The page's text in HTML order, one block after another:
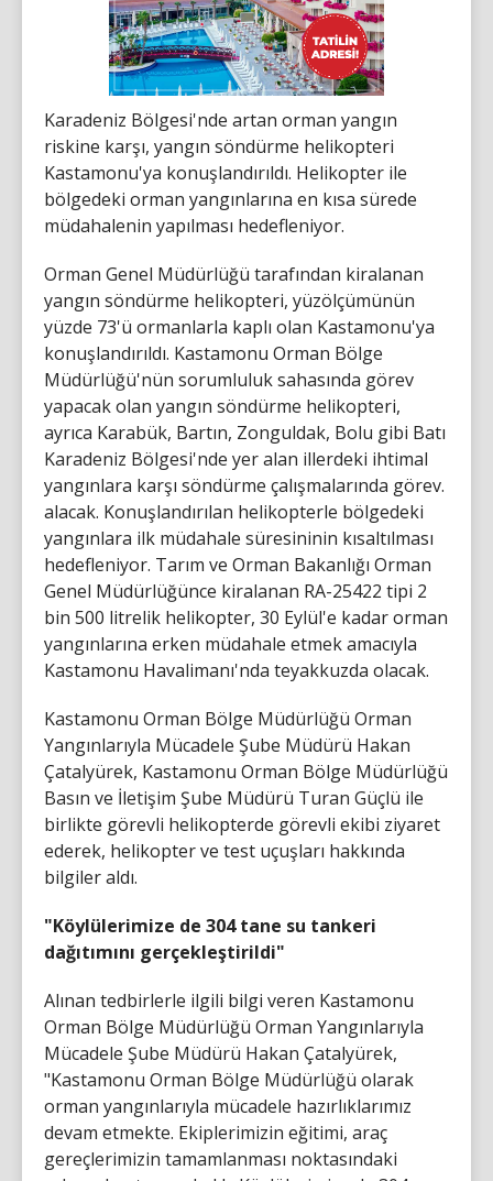
Karadeniz Bölgesi'nde artan orman yangın
riskine karşı, yangın söndürme helikopteri
Kastamonu'ya konuşlandırıldı. Helikopter ile
bölgedeki orman yangınlarına en kısa sürede
müdahalenin yapılması hedefleniyor.
Orman Genel Müdürlüğü tarafından kiralanan
yangın söndürme helikopteri, yüzölçümünün
yüzde 73'ü ormanlarla kaplı olan Kastamonu'ya
konuşlandırıldı. Kastamonu Orman Bölge
Müdürlüğü'nün sorumluluk sahasında görev
yapacak olan yangın söndürme helikopteri,
ayrıca Karabük, Bartın, Zonguldak, Bolu gibi Batı
Karadeniz Bölgesi'nde yer alan illerdeki ihtimal
yangınlara karşı söndürme çalışmalarında görev.
alacak. Konuşlandırılan helikopterle bölgedeki
yangınlara ilk müdahale süresininin kısaltılması
hedefleniyor. Tarım ve Orman Bakanlığı Orman
Genel Müdürlüğünce kiralanan RA-25422 tipi 2
bin 500 litrelik helikopter, 30 Eylül'e kadar orman
yangınlarına erken müdahale etmek amacıyla
Kastamonu Havalimanı'nda teyakkuzda olacak.
Kastamonu Orman Bölge Müdürlüğü Orman
Yangınlarıyla Mücadele Şube Müdürü Hakan
Çatalyürek, Kastamonu Orman Bölge Müdürlüğü
Basın ve İletişim Şube Müdürü Turan Güçlü ile
birlikte görevli helikopterde görevli ekibi ziyaret
ederek, helikopter ve test uçuşları hakkında
bilgiler aldı.
"Köylülerimize de 304 tane su tankeri
dağıtımını gerçekleştirildi"
Alınan tedbirlerle ilgili bilgi veren Kastamonu
Orman Bölge Müdürlüğü Orman Yangınlarıyla
Mücadele Şube Müdürü Hakan Çatalyürek,
"Kastamonu Orman Bölge Müdürlüğü olarak
orman yangınlarıyla mücadele hazırlıklarımız
devam etmekte. Ekiplerimizin eğitimi, araç
gereçlerimizin tamamlanması noktasındaki